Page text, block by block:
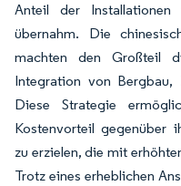
Anteil der Installationen
übernahm. Die
machten den Großteil
Integration von Bergbau,
Diese Strategie
Kostenvorteil gegenüber
zu erzielen, die mit
Trotz eines erheblichen